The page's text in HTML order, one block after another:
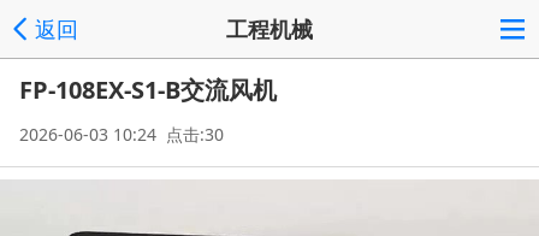
返回 工程机械
FP-108EX-S1-B交流风机
2026-06-03 10:24 点击:30